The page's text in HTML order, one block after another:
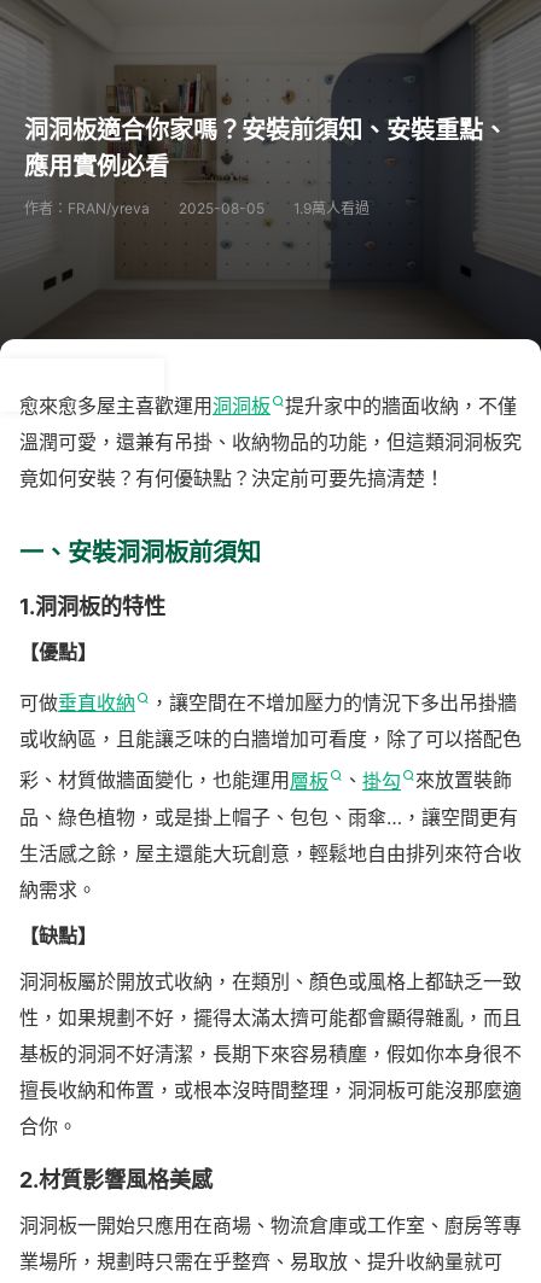
洞洞板適合你家嗎？安裝前須知、安裝重點、
應用實例必看
作者：FRAN/yreva 2025-08-05 1.9萬人看過
愈來愈多屋主喜歡運用洞洞板 提升家中的牆面收納，不僅
溫潤可愛，還兼有吊掛、收納物品的功能，但這類洞洞板究
竟如何安裝？有何優缺點？決定前可要先搞清楚！
一、安裝洞洞板前須知
1.洞洞板的特性
【優點】
可做垂直收納
，讓空間在不增加壓力的情況下多出吊掛牆
或收納區，且能讓乏味的白牆增加可看度，除了可以搭配色
彩、材質做牆面變化，也能運用 層板 、 掛勾
來放置裝飾
品、綠色植物，或是掛上帽子、包包、雨傘…，讓空間更有
生活感之餘，屋主還能大玩創意，輕鬆地自由排列來符合收
納需求。
【缺點】
洞洞板屬於開放式收納，在類別、顏色或風格上都缺乏一致
性，如果規劃不好，擺得太滿太擠可能都會顯得雜亂，而且
基板的洞洞不好清潔，長期下來容易積塵，假如你本身很不
擅長收納和佈置，或根本沒時間整理，洞洞板可能沒那麼適
合你。
2.材質影響風格美感
洞洞板一開始只應用在商場、物流倉庫或工作室、廚房等專
業場所，規劃時只需在乎整齊、易取放、提升收納量就可